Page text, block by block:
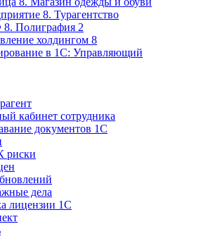
8. Турагентство
Полиграфия 2
холдингом 8
в 1С: Управляющий
кабинет сотрудника
документов 1С
риски
дела
лицензии 1С